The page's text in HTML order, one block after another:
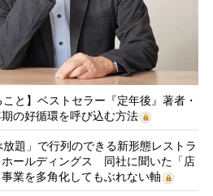
こと】ベストセラー『定年後』著者・
の好循環を呼び込む方法
放題」で行列のできる新形態レストラ
ホールディングス 同社に聞いた「店
業を多角化してもぶれない軸